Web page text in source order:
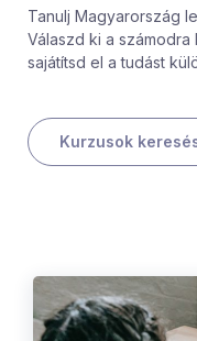
Tanulj Magyarország
Válaszd ki a
sajátítsd el a tudást
Kurzusok